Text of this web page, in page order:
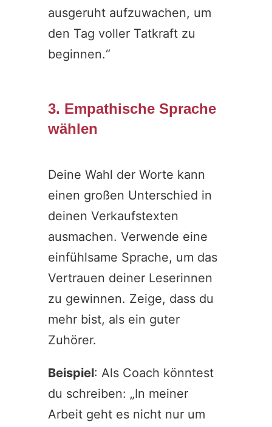
ausgeruht aufzuwachen, um
den Tag voller Tatkraft zu
beginnen.“
3. Empathische Sprache
wählen
Deine Wahl der Worte kann
einen großen Unterschied in
deinen Verkaufstexten
ausmachen. Verwende eine
einfühlsame Sprache, um das
Vertrauen deiner Leserinnen
zu gewinnen. Zeige, dass du
mehr bist, als ein guter
Zuhörer.
Beispiel: Als Coach könntest
du schreiben: „In meiner
Arbeit geht es nicht nur um